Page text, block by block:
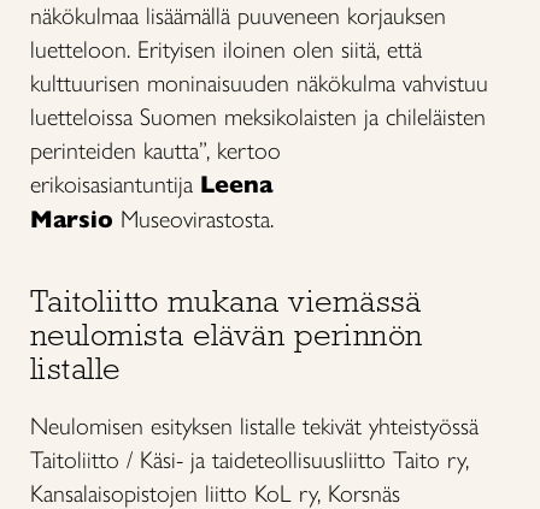
näkökulmaa lisäämällä puuveneen korjauksen
luetteloon. Erityisen iloinen olen siitä, että
kulttuurisen moninaisuuden näkökulma vahvistuu
luetteloissa Suomen meksikolaisten ja chileläisten
perinteiden kautta”, kertoo
erikoisasiantuntija Leena
Marsio Museovirastosta.
Taitoliitto mukana viemässä
neulomista elävän perinnön
listalle
Neulomisen esityksen listalle tekivät yhteistyössä
Taitoliitto / Käsi- ja taideteollisuusliitto Taito ry,
Kansalaisopistojen liitto KoL ry, Korsnäs